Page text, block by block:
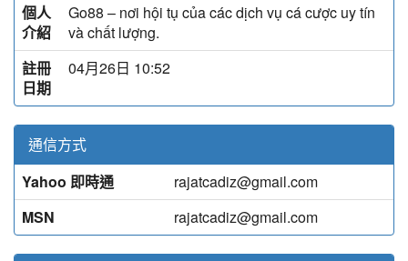
個人
介紹
Go88 – nơi hội tụ của các dịch vụ cá cược uy tín
và chất lượng.
註冊
日期
04月26日 10:52
通信方式
Yahoo 即時通
rajatcadiz@gmail.com
MSN
rajatcadiz@gmail.com